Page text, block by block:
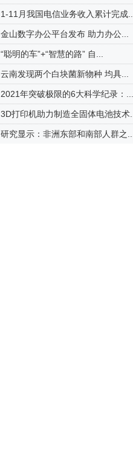
1-11月我国电信业务收入累计完成...
金山数字办公平台发布 助力办公...
“聪明的车”+“智慧的路” 自...
云南发现两个白块菌新物种 均具...
2021年突破极限的6大科学纪录：...
3D打印机助力制造全固体电池技术...
研究显示：非洲东部和南部人群之...